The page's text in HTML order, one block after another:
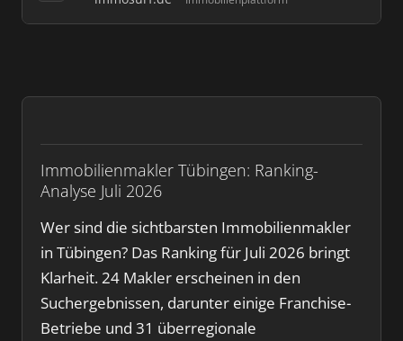
Immobilienmakler Tübingen: Ranking-
Analyse Juli 2026
Wer sind die sichtbarsten Immobilienmakler
in Tübingen? Das Ranking für Juli 2026 bringt
Klarheit. 24 Makler erscheinen in den
Suchergebnissen, darunter einige Franchise-
Betriebe und 31 überregionale